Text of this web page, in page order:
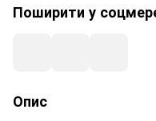
Поширити у
Опис